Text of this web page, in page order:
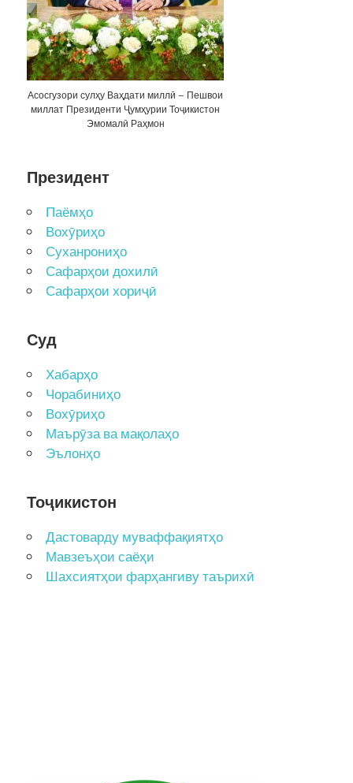
Асосгузори сулҳу Ваҳдати миллӣ – Пешвои
миллат Президенти Ҷумҳурии Тоҷикистон
Эмомалӣ Раҳмон
Президент
Паёмҳо
Вохӯриҳо
Суханрониҳо
Сафарҳои дохилӣ
Сафарҳои хориҷӣ
Суд
Хабарҳо
Чорабиниҳо
Вохӯриҳо
Маърӯза ва мақолаҳо
Эълонҳо
Тоҷикистон
Дастоварду муваффақиятҳо
Мавзеъҳои саёҳи
Шахсиятҳои фарҳангиву таърихӣ